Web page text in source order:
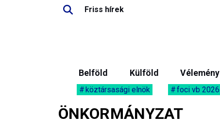
Friss hírek
Belföld Külföld Vélemény
köztársasági elnök foci vb 2026
ÖNKORMÁNYZAT